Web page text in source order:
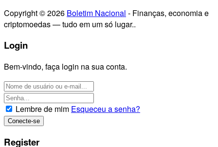
Copyright © 2026 Boletim Nacional - Finanças, economia e
criptomoedas — tudo em um só lugar..
Login
Bem-vindo, faça login na sua conta.
Lembre de mim Esqueceu a senha?
Register